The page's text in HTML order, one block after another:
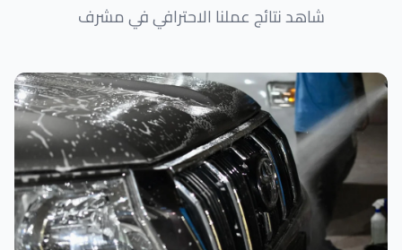
شاهد نتائج عملنا الاحترافي في مشرف